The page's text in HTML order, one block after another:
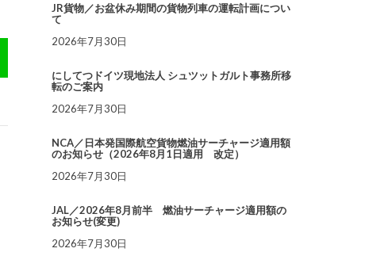
JR貨物／お盆休み期間の貨物列車の運転計画につい
て
2026年7月30日
にしてつドイツ現地法人 シュツットガルト事務所移
転のご案内
2026年7月30日
NCA／日本発国際航空貨物燃油サーチャージ適用額
のお知らせ（2026年8月1日適用 改定）
2026年7月30日
JAL／2026年8月前半 燃油サーチャージ適用額の
お知らせ(変更)
2026年7月30日